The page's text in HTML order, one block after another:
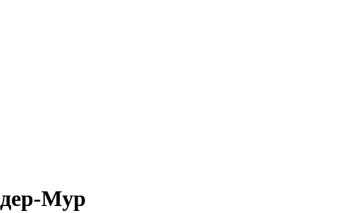
Мур